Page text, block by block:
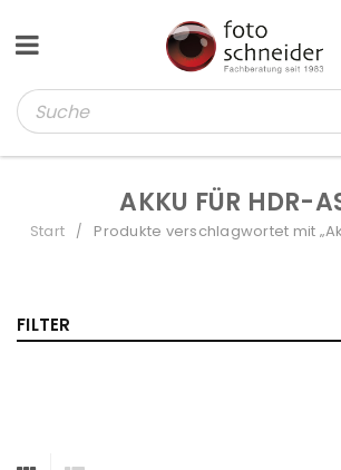
AKKU FÜR HDR-
Start / Produkte verschlagwortet mit
FILTER